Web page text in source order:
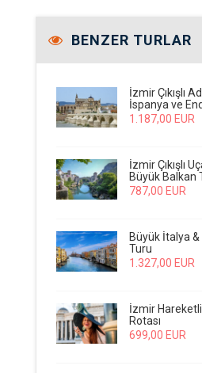
BENZER TURLAR
İzmir Çıkışlı
İspanya ve
1.187,00 EUR
İzmir Çıkışlı
Büyük Balkan
787,00 EUR
Büyük İtalya &
Turu
1.327,00 EUR
İzmir
Rotası
699,00 EUR